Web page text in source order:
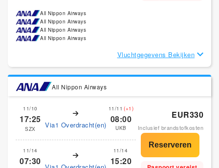
All Nippon Airways
All Nippon Airways
All Nippon Airways
All Nippon Airways
Vluchtgegevens Bekijken
All Nippon Airways
11/10
17:25
SZX Via1 Overdracht(en)
11/11 (+1)
08:00
UKB
11/14
07:30
11/14
15:20
EUR330
Inclusief brandstofkosten